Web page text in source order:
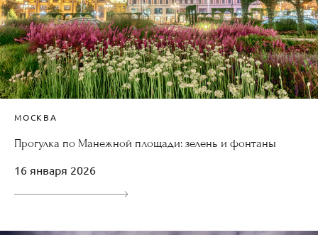
МОСКВА
Прогулка по Манежной площади: зелень и фонтаны
16 января 2026